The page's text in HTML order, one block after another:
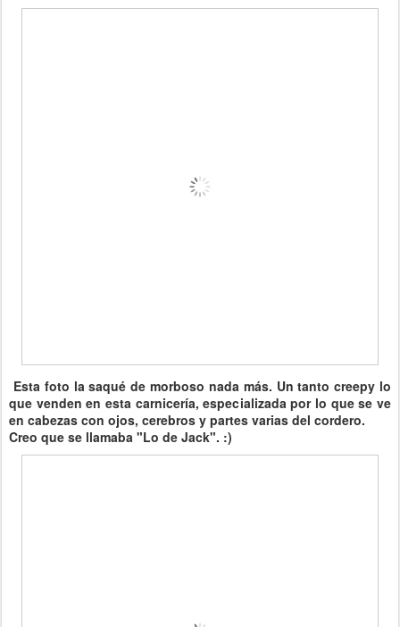
Esta foto la saqué de morboso nada más. Un tanto creepy lo
que venden en esta carnicería, especializada por lo que se ve
en cabezas con ojos, cerebros y partes varias del cordero.
Creo que se llamaba "Lo de Jack". :)